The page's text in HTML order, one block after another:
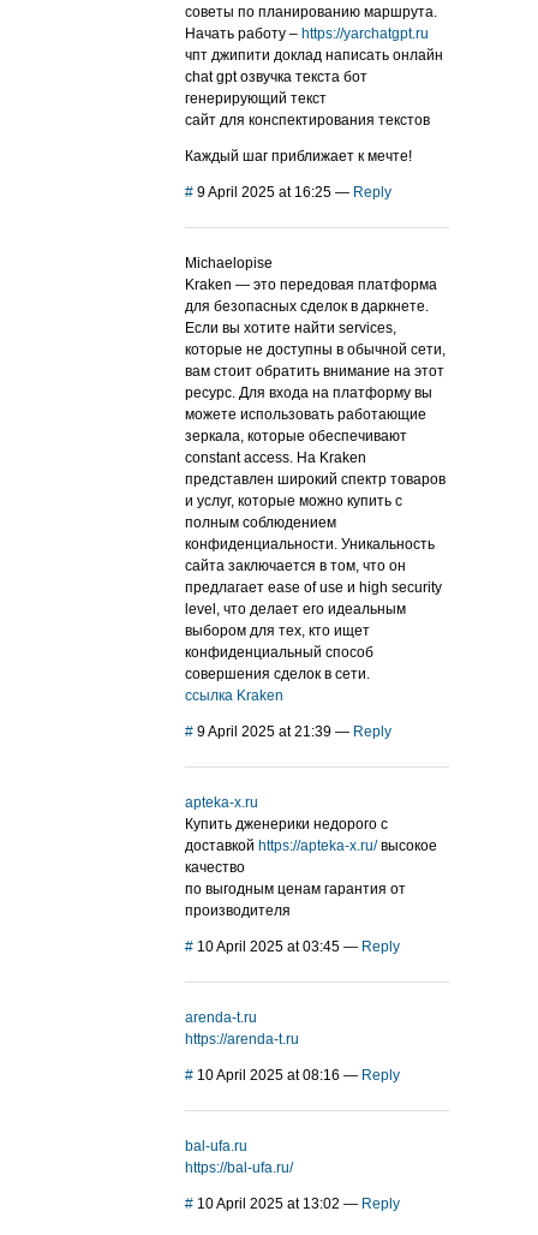
советы по планированию маршрута.
Начать работу – https://yarchatgpt.ru
чпт джипити доклад написать онлайн
chat gpt озвучка текста бот
генерирующий текст
сайт для конспектирования текстов
Каждый шаг приближает к мечте!
# 9 April 2025 at 16:25 — Reply
Michaelopise
Kraken — это передовая платформа
для безопасных сделок в даркнете.
Если вы хотите найти services,
которые не доступны в обычной сети,
вам стоит обратить внимание на этот
ресурс. Для входа на платформу вы
можете использовать работающие
зеркала, которые обеспечивают
constant access. На Kraken
представлен широкий спектр товаров
и услуг, которые можно купить с
полным соблюдением
конфиденциальности. Уникальность
сайта заключается в том, что он
предлагает ease of use и high security
level, что делает его идеальным
выбором для тех, кто ищет
конфиденциальный способ
совершения сделок в сети.
ссылка Kraken
# 9 April 2025 at 21:39 — Reply
apteka-x.ru
Купить дженерики недорого с
доставкой https://apteka-x.ru/высокое
качество
по выгодным ценам гарантия от
производителя
# 10 April 2025 at 03:45 — Reply
arenda-t.ru
https://arenda-t.ru
# 10 April 2025 at 08:16 — Reply
bal-ufa.ru
https://bal-ufa.ru/
# 10 April 2025 at 13:02 — Reply